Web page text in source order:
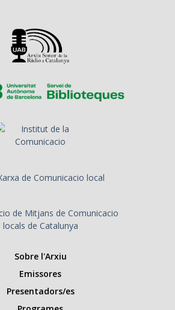
Sobre l'Arxiu
Emissores
Presentadors/es